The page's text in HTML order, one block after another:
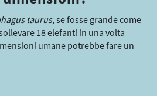
taurus, se fosse grande come
18 elefanti in una volta
umane potrebbe fare un